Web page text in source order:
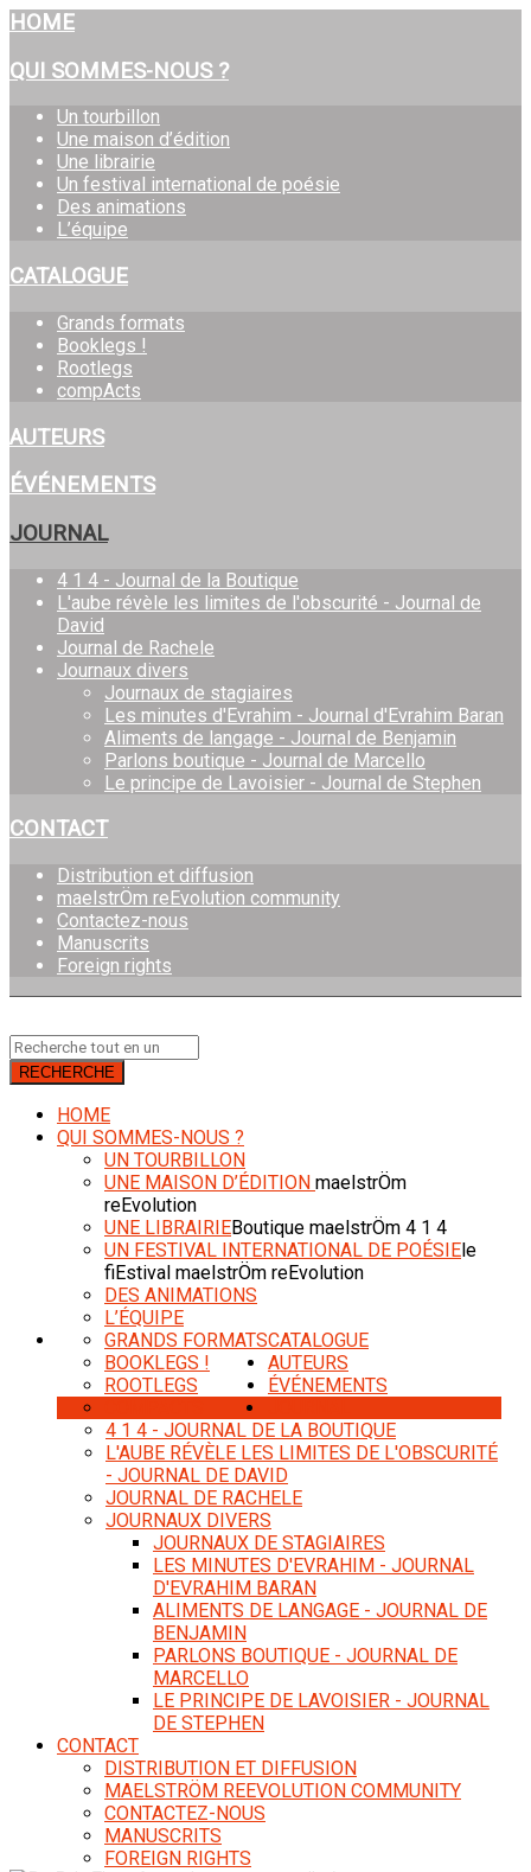
HOME
QUI SOMMES-NOUS ?
Un tourbillon
Une maison d’édition
Une librairie
Un festival international de poésie
Des animations
L’équipe
CATALOGUE
Grands formats
Booklegs !
Rootlegs
compActs
AUTEURS
ÉVÉNEMENTS
JOURNAL
4 1 4 - Journal de la Boutique
L'aube révèle les limites de l'obscurité - Journal de
David
Journal de Rachele
Journaux divers
Journaux de stagiaires
Les minutes d'Evrahim - Journal d'Evrahim Baran
Aliments de langage - Journal de Benjamin
Parlons boutique - Journal de Marcello
Le principe de Lavoisier - Journal de Stephen
CONTACT
Distribution et diffusion
maelstrÖm reEvolution community
Contactez-nous
Manuscrits
Foreign rights
HOME
QUI SOMMES-NOUS ?
UN TOURBILLON
UNE MAISON D’ÉDITION maelstrÖm
reEvolution
UNE LIBRAIRIEBoutique maelstrÖm 4 1 4
UN FESTIVAL INTERNATIONAL DE POÉSIE le
fiEstival maelstrÖm reEvolution
DES ANIMATIONS
L’ÉQUIPE
CATALOGUE
GRANDS FORMATS
BOOKLEGS !
ROOTLEGS
AUTEURS
ÉVÉNEMENTS
4 1 4 - JOURNAL DE LA BOUTIQUE
L'AUBE RÉVÈLE LES LIMITES DE L'OBSCURITÉ
- JOURNAL DE DAVID
JOURNAL DE RACHELE
JOURNAUX DIVERS
JOURNAUX DE STAGIAIRES
LES MINUTES D'EVRAHIM - JOURNAL
D'EVRAHIM BARAN
ALIMENTS DE LANGAGE - JOURNAL DE
BENJAMIN
PARLONS BOUTIQUE - JOURNAL DE
MARCELLO
LE PRINCIPE DE LAVOISIER - JOURNAL
DE STEPHEN
CONTACT
DISTRIBUTION ET DIFFUSION
MAELSTRÖM REEVOLUTION COMMUNITY
CONTACTEZ-NOUS
MANUSCRITS
FOREIGN RIGHTS
Année
précédente
Mois
précédent
Année
suivante
Mois
suivant